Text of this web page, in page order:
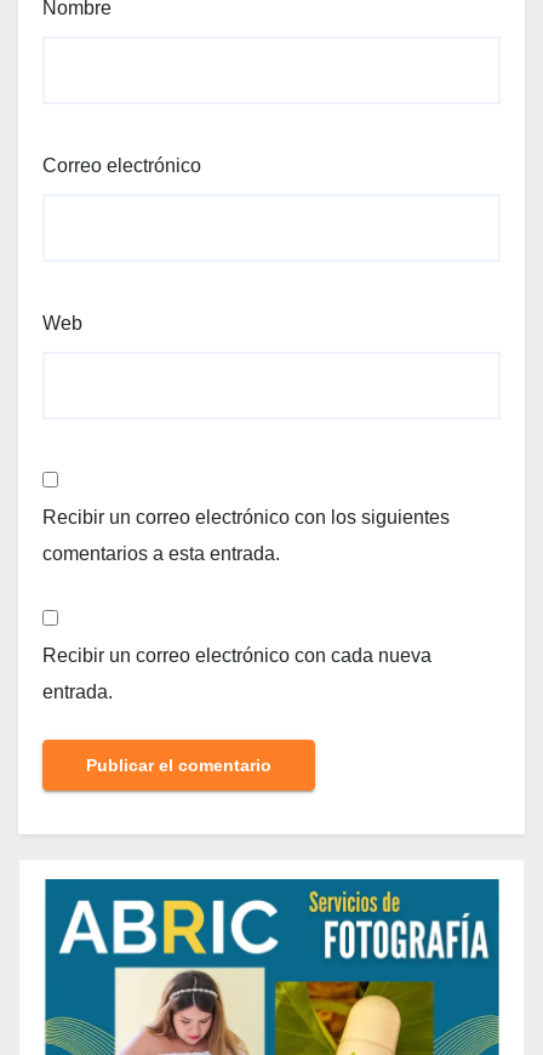
Nombre
Correo electrónico
Web
Recibir un correo electrónico con los siguientes
comentarios a esta entrada.
Recibir un correo electrónico con cada nueva
entrada.